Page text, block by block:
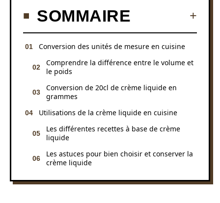
SOMMAIRE
Conversion des unités de mesure en cuisine
Comprendre la différence entre le volume et
le poids
Conversion de 20cl de crème liquide en
grammes
Utilisations de la crème liquide en cuisine
Les différentes recettes à base de crème
liquide
Les astuces pour bien choisir et conserver la
crème liquide